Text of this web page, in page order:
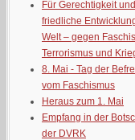
Für Gerechtigkeit
friedliche
Welt – gegen
Terrorismus und
8. Mai - Tag der
vom Faschismus
Heraus zum 1. Mai
Empfang in der
der DVRK